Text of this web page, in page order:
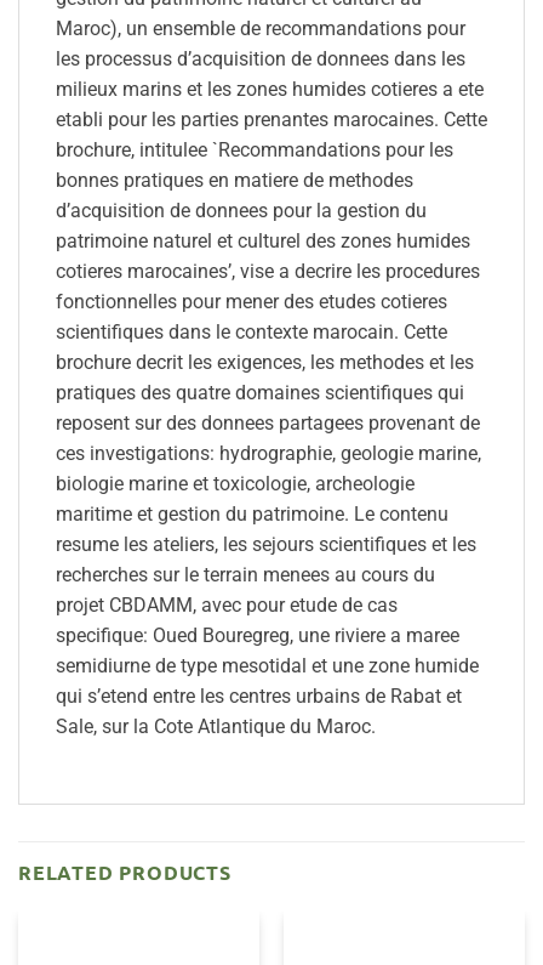
Maroc), un ensemble de recommandations pour
les processus d’acquisition de donnees dans les
milieux marins et les zones humides cotieres a ete
etabli pour les parties prenantes marocaines. Cette
brochure, intitulee `Recommandations pour les
bonnes pratiques en matiere de methodes
d’acquisition de donnees pour la gestion du
patrimoine naturel et culturel des zones humides
cotieres marocaines’, vise a decrire les procedures
fonctionnelles pour mener des etudes cotieres
scientifiques dans le contexte marocain. Cette
brochure decrit les exigences, les methodes et les
pratiques des quatre domaines scientifiques qui
reposent sur des donnees partagees provenant de
ces investigations: hydrographie, geologie marine,
biologie marine et toxicologie, archeologie
maritime et gestion du patrimoine. Le contenu
resume les ateliers, les sejours scientifiques et les
recherches sur le terrain menees au cours du
projet CBDAMM, avec pour etude de cas
specifique: Oued Bouregreg, une riviere a maree
semidiurne de type mesotidal et une zone humide
qui s’etend entre les centres urbains de Rabat et
Sale, sur la Cote Atlantique du Maroc.
RELATED PRODUCTS